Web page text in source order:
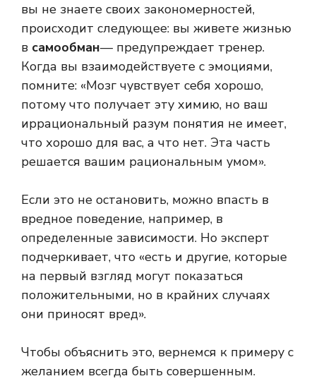
вы не знаете своих закономерностей,
происходит следующее: вы живете жизнью
в самообман— предупреждает тренер.
Когда вы взаимодействуете с эмоциями,
помните: «Мозг чувствует себя хорошо,
потому что получает эту химию, но ваш
иррациональный разум понятия не имеет,
что хорошо для вас, а что нет. Эта часть
решается вашим рациональным умом».
Если это не остановить, можно впасть в
вредное поведение, например, в
определенные зависимости. Но эксперт
подчеркивает, что «есть и другие, которые
на первый взгляд могут показаться
положительными, но в крайних случаях
они приносят вред».
Чтобы объяснить это, вернемся к примеру с
желанием всегда быть совершенным.